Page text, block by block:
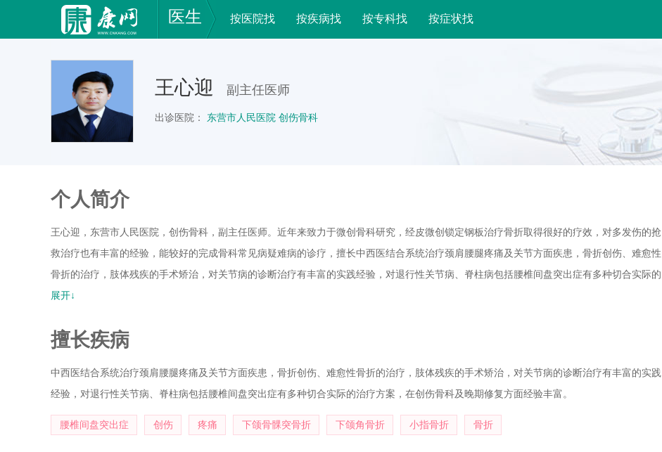
医生 按医院找 按疾病找 按专科找 按症状找
王心迎 副主任医师
出诊医院： 东营市人民医院 创伤骨科
个人简介
王心迎，东营市人民医院，创伤骨科，副主任医师。近年来致力于微创骨科研究，经皮微创锁定钢板治疗骨折取得很好的疗效，对多发伤的抢
救治疗也有丰富的经验，能较好的完成骨科常见病疑难病的诊疗，擅长中西医结合系统治疗颈肩腰腿疼痛及关节方面疾患，骨折创伤、难愈性
骨折的治疗，肢体残疾的手术矫治，对关节病的诊断治疗有丰富的实践经验，对退行性关节病、脊柱病包括腰椎间盘突出症有多种切合实际的
治疗方案，在创伤骨科及晚期修复方面经验丰富。
展开↓
擅长疾病
中西医结合系统治疗颈肩腰腿疼痛及关节方面疾患，骨折创伤、难愈性骨折的治疗，肢体残疾的手术矫治，对关节病的诊断治疗有丰富的实践
经验，对退行性关节病、脊柱病包括腰椎间盘突出症有多种切合实际的治疗方案，在创伤骨科及晚期修复方面经验丰富。
腰椎间盘突出症 创伤 疼痛 下颌骨髁突骨折 下颌角骨折 小指骨折 骨折